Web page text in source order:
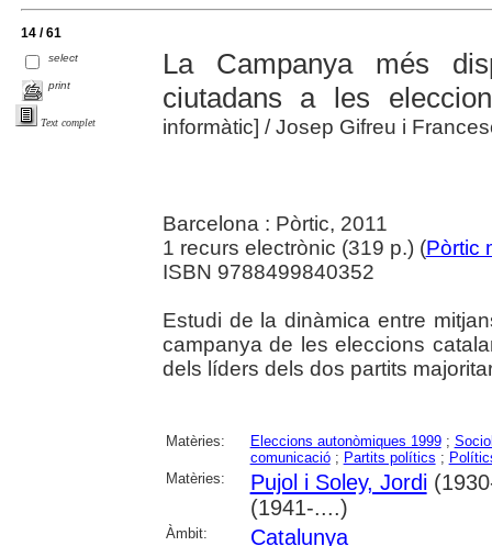
14 / 61
select
print
Text complet
La Campanya més
ciutadans a les
informàtic] / Josep Gifreu i
Barcelona : Pòrtic, 2011
1 recurs electrònic (319 p.) (Pòrtic
ISBN 9788499840352
Estudi de la dinàmica entre
campanya de les eleccions
dels líders dels dos partits
Matèries: Eleccions autonòmiques 1999;
comunicació; Partits polítics ;
Matèries:
Pujol i Soley, Jordi
(1941-....)
Àmbit: Catalunya